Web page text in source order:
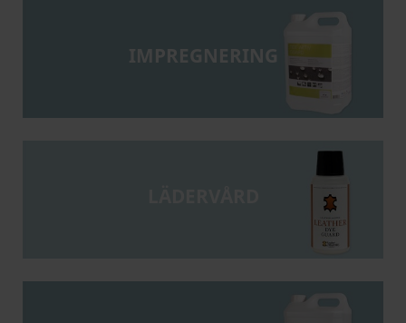
IMPREGNERING